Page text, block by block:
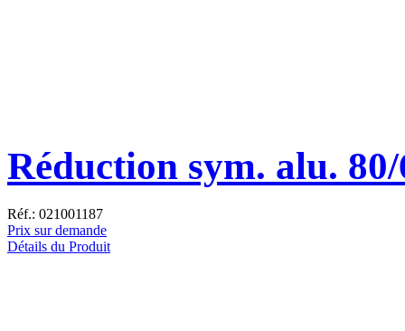
Réduction sym. alu.
Réf.: 021001187
Prix sur demande
Détails du Produit